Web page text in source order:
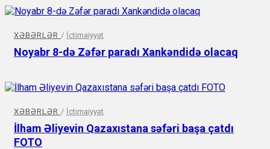
XƏBƏRLƏR / İctimaiyyət
Noyabr 8-də Zəfər paradı Xankəndidə olacaq
XƏBƏRLƏR / İctimaiyyət
İlham Əliyevin Qazaxıstana səfəri başa çatdı
FOTO